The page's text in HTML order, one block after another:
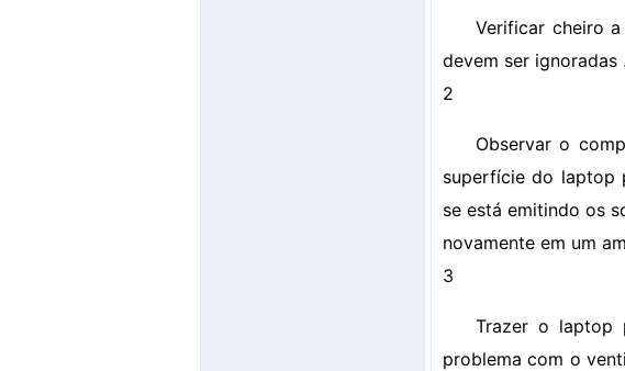
Verificar cheiro
devem ser
2
Observar o
superfície do laptop
se está emitindo os
novamente em um
3
Trazer o laptop
problema com o